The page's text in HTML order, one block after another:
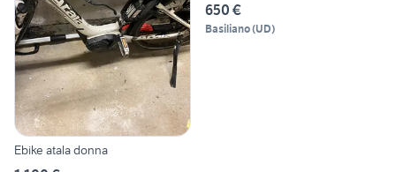
Ebike atala donna
650 €
Basiliano(UD)